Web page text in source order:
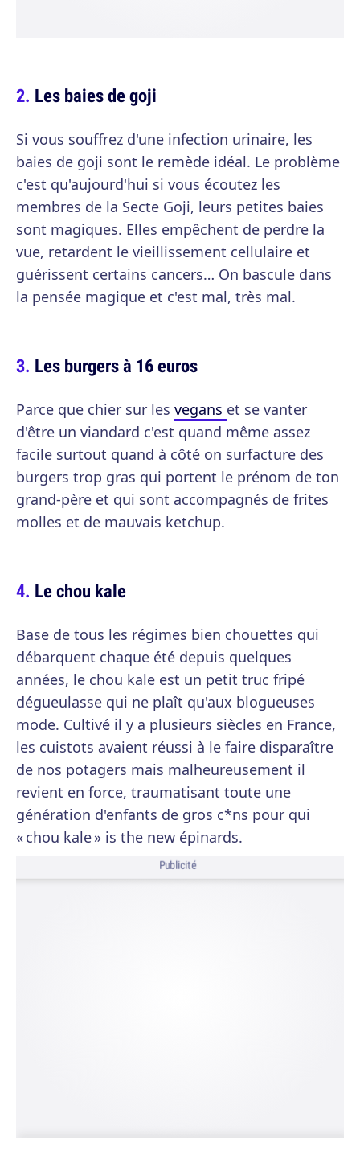
Les baies de goji
Si vous souffrez d'une infection urinaire, les
baies de goji sont le remède idéal. Le problème
c'est qu'aujourd'hui si vous écoutez les
membres de la Secte Goji, leurs petites baies
sont magiques. Elles empêchent de perdre la
vue, retardent le vieillissement cellulaire et
guérissent certains cancers… On bascule dans
la pensée magique et c'est mal, très mal.
Les burgers à 16 euros
Parce que chier sur les vegans et se vanter
d'être un viandard c'est quand même assez
facile surtout quand à côté on surfacture des
burgers trop gras qui portent le prénom de ton
grand-père et qui sont accompagnés de frites
molles et de mauvais ketchup.
Le chou kale
Base de tous les régimes bien chouettes qui
débarquent chaque été depuis quelques
années, le chou kale est un petit truc fripé
dégueulasse qui ne plaît qu'aux blogueuses
mode. Cultivé il y a plusieurs siècles en France,
les cuistots avaient réussi à le faire disparaître
de nos potagers mais malheureusement il
revient en force, traumatisant toute une
génération d'enfants de gros c*ns pour qui
« chou kale » is the new épinards.
Publicité